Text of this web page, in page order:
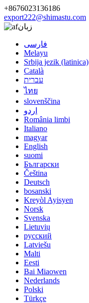
+8676023136186
export222@shimastu.com
زبان
فارسی
Melayu
Srbija jezik (latinica)
Català
עברית
ไทย
slovenščina
اردو
România limbi
Italiano
magyar
English
suomi
Български
Čeština
Deutsch
bosanski
Kreyòl Ayisyen
Norsk
Svenska
Lietuvių
русский
Latviešu
Malti
Eesti
Bai Miaowen
Nederlands
Polski
Türkçe